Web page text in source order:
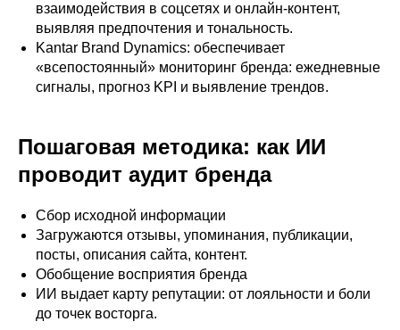
взаимодействия в соцсетях и онлайн-контент,
выявляя предпочтения и тональность.
Kantar Brand Dynamics: обеспечивает
«всепостоянный» мониторинг бренда: ежедневные
сигналы, прогноз KPI и выявление трендов.
Пошаговая методика: как ИИ
проводит аудит бренда
Сбор исходной информации
Загружаются отзывы, упоминания, публикации,
посты, описания сайта, контент.
Обобщение восприятия бренда
ИИ выдает карту репутации: от лояльности и боли
до точек восторга.